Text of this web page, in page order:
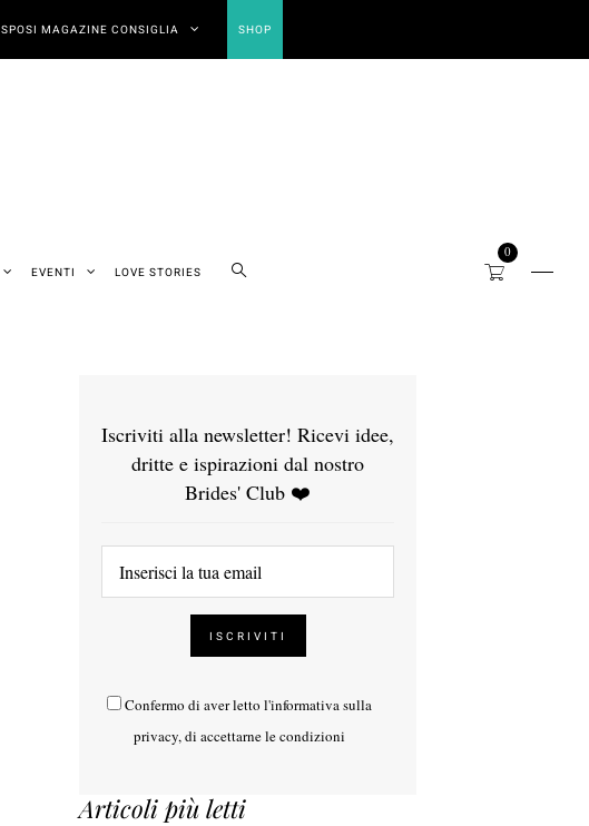
SPOSI MAGAZINE CONSIGLIA SHOP
EVENTI LOVE STORIES
0
Iscriviti alla newsletter! Ricevi idee,
dritte e ispirazioni dal nostro
Brides' Club ❤️
Confermo di aver letto l'informativa sulla
privacy, di accettarne le condizioni
Articoli più letti